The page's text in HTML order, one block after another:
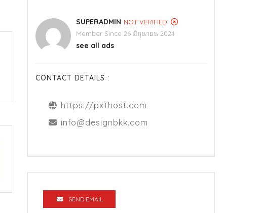
SUPERADMIN NOT VERIFIED
Member Since 26 มิถุนายน 2024
see all ads
CONTACT DETAILS :
https://pxthost.com
info@designbkk.com
SEND EMAIL